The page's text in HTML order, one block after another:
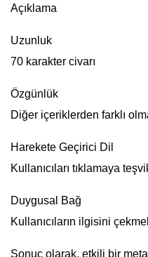
Açıklama
Uzunluk
70 karakter civarı
Özgünlük
Diğer içeriklerden farklı
Harekete Geçirici Dil
Kullanıcıları tıklamaya
Duygusal Bağ
Kullanıcıların ilgisini
Sonuç olarak, etkili bir